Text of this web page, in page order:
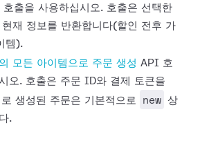
출을 사용하십시오. 호출은 선택한
재 정보를 반환합니다(할인 전후 가
템).
모든 아이템으로 주문 생성 API 호
오. 호출은 주문 ID와 결제 토큰을
생성된 주문은 기본적으로
new 상
.